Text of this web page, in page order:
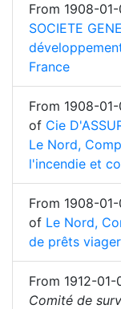
From 1908-01-
SOCIETE
France
From 1908-01-
of Cie
Le Nord,
l'incendie et
From 1908-01-
of Le Nord,
de prêts
From 1912-01-
Comité de